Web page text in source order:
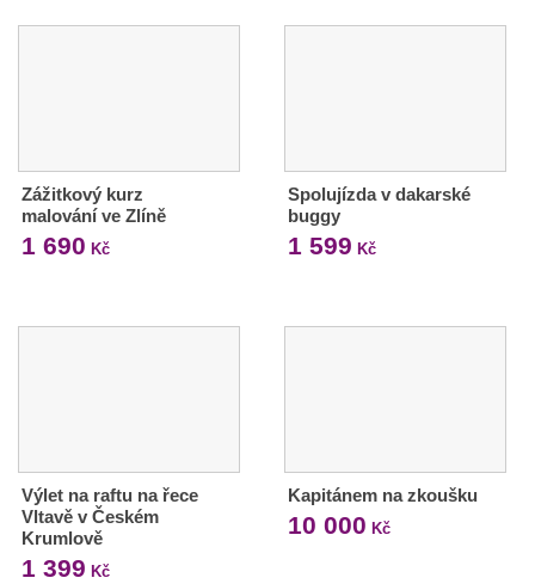
Zážitkový kurz
malování ve Zlíně
1 690 Kč
Spolujízda v dakarské
buggy
1 599 Kč
Výlet na raftu na řece
Vltavě v Českém
Krumlově
1 399 Kč
Kapitánem na zkoušku
10 000 Kč